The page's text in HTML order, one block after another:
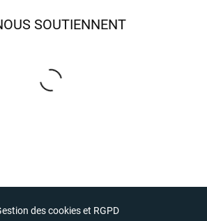
SOUTIENNENT
des cookies et RGPD